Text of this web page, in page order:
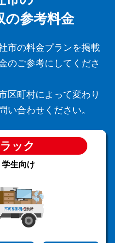
の参考料金
市の料金プランを掲載
のご参考にしてくださ
区町村によって変わり
い合わせください。
ック
学生向け